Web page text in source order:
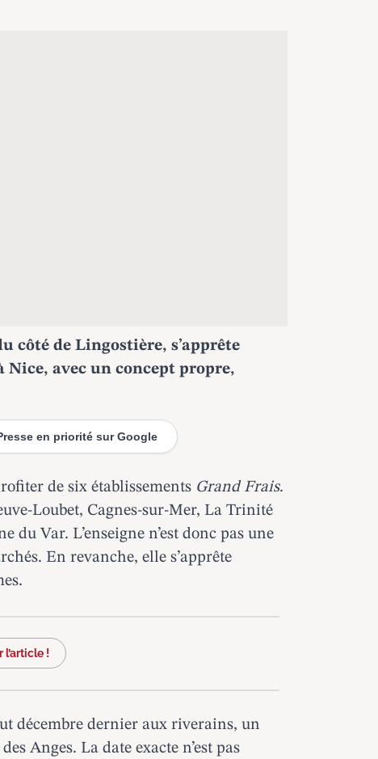
côté de Lingostière, s’apprête
Nice, avec un concept propre,
en priorité sur Google
de six établissements Grand Frais.
Loubet, Cagnes-sur-Mer, La Trinité
Var. L’enseigne n’est donc pas une
En revanche, elle s’apprête
!
décembre dernier aux riverains, un
Anges. La date exacte n’est pas